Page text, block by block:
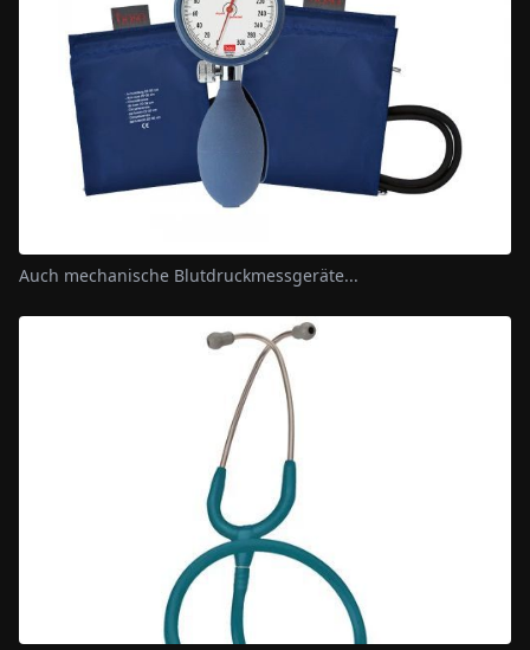
Auch mechanische Blutdruckmessgeräte...